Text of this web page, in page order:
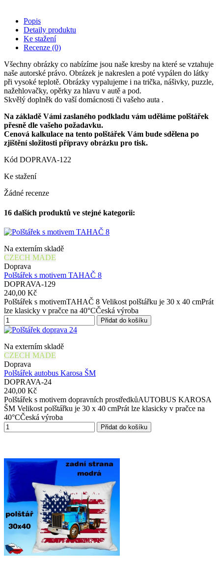
Popis
Detaily produktu
Ke stažení
Recenze (0)
Všechny obrázky co nabízíme jsou naše kresby na které se vztahuje
naše autorské právo. Obrázek je nakreslen a poté vypálen do látky
při vysoké teplotě. Obrázky vypalujeme i na trička, nášivky, puzzle,
nažehlovačky, opěrky za hlavu v autě a pod.
Skvělý doplněk do vaší domácnosti či vašeho auta .
Na základě Vámi zaslaného podkladu vám uděláme polštářek
přesně dle vašeho požadavku.
Cenová kalkulace na tento polštářek Vám bude sdělena po
zjištění složitosti přípravy obrázku pro tisk.
Kód DOPRAVA-122
Ke stažení
Žádné recenze
16 dalších produktů ve stejné kategorii:
Na externím skladě
CZECH MADE
Doprava
Polštářek s motivem TAHAČ 8
DOPRAVA-129
240,00 Kč
Polštářek s motivemTAHAČ 8 Velikost polštářku je 30 x 40 cmPrát
lze klasicky v pračce na 40°CČeská výroba
Přidat do košíku
Na externím skladě
CZECH MADE
Doprava
Polštářek autobus Karosa ŠM
DOPRAVA-24
240,00 Kč
Polštářek s motivem dopravních prostředkůAUTOBUS KAROSA
ŠM Velikost polštářku je 30 x 40 cmPrát lze klasicky v pračce na
40°CČeská výroba
Přidat do košíku